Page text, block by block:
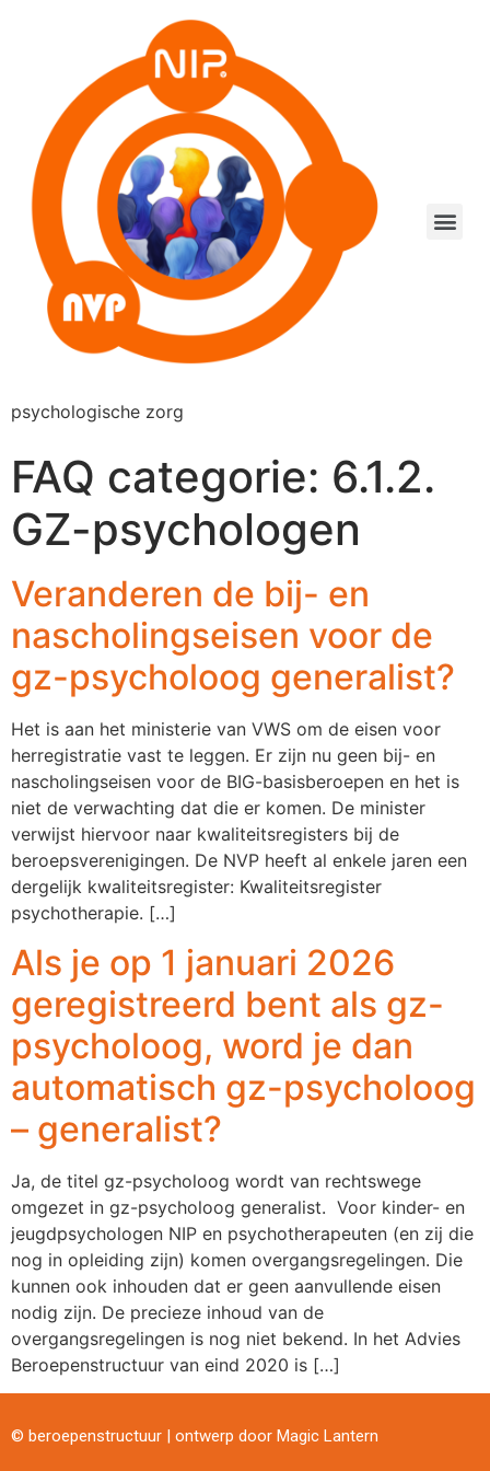
psychologische zorg
FAQ categorie: 6.1.2.
GZ-psychologen
Veranderen de bij- en
nascholingseisen voor de
gz-psycholoog generalist?
Het is aan het ministerie van VWS om de eisen voor
herregistratie vast te leggen. Er zijn nu geen bij- en
nascholingseisen voor de BIG-basisberoepen en het is
niet de verwachting dat die er komen. De minister
verwijst hiervoor naar kwaliteitsregisters bij de
beroepsverenigingen. De NVP heeft al enkele jaren een
dergelijk kwaliteitsregister: Kwaliteitsregister
psychotherapie. […]
Als je op 1 januari 2026
geregistreerd bent als gz-
psycholoog, word je dan
automatisch gz-psycholoog
– generalist?
Ja, de titel gz-psycholoog wordt van rechtswege
omgezet in gz-psycholoog generalist. Voor kinder- en
jeugdpsychologen NIP en psychotherapeuten (en zij die
nog in opleiding zijn) komen overgangsregelingen. Die
kunnen ook inhouden dat er geen aanvullende eisen
nodig zijn. De precieze inhoud van de
overgangsregelingen is nog niet bekend. In het Advies
Beroepenstructuur van eind 2020 is […]
© beroepenstructuur | ontwerp door Magic Lantern